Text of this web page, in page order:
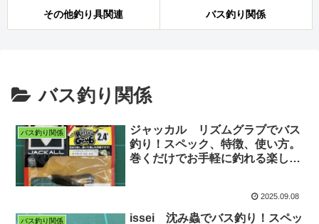
その他釣り具関連 バス釣り関係
バス釣り関係
バス釣り関係
ジャッカル リズムグラブでバス
釣り！スペック、特徴、使い方。
巻くだけでお手軽に釣れる楽しい
2025.09.08
バス釣り関係
issei 沈み蟲でバス釣り！スペッ